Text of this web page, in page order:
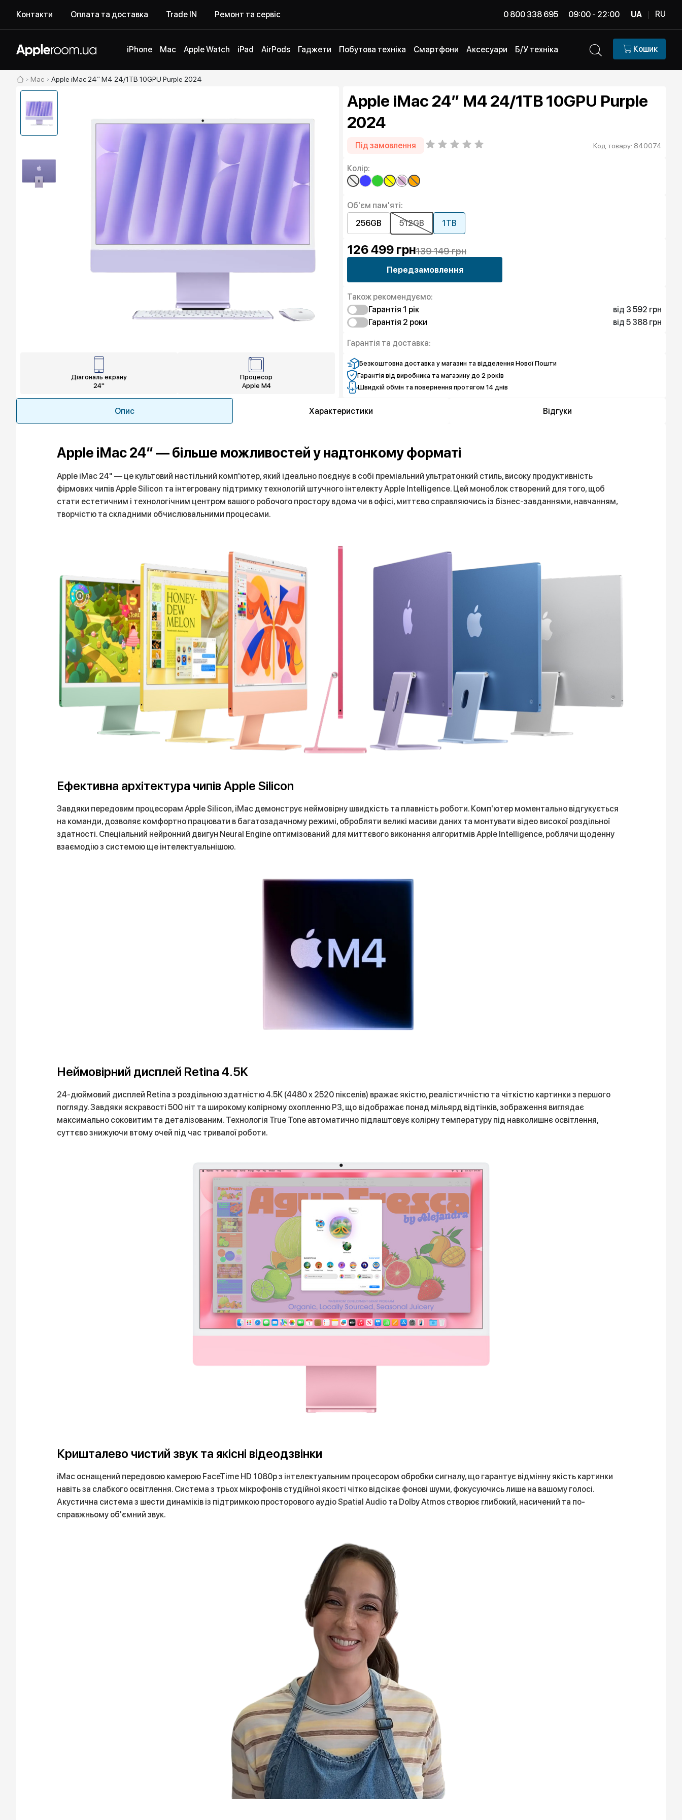
Контакти Оплата та доставка Trade IN Ремонт та сервіс 0 800 338 695 09:00 - 22:00 UA | RU
iPhone Mac Apple Watch iPad AirPods Гаджети Побутова техніка Смартфони Аксесуари Б/У техніка Кошик
Mac Apple iMac 24” M4 24/1TB 10GPU Purple 2024
Діагональ екрану
24"
Процесор
Apple M4
Apple iMac 24” M4 24/1TB 10GPU Purple
2024
Під замовлення Код товару: 840074
Колір:
Об'єм пам'яті:
256GB
512GB 1TB
126 499 грн139 149 грн
Передзамовлення
Також рекомендуємо:
Гарантія 1 рiк
від 3 592 грн
Захист від браку
3 592 грн
Гарантія 2 роки
від 5 388 грн
Гарантія та доставка:
Безкоштовна доставка у магазин та відделення Нової Пошти
Гарантія від виробника та магазину до 2 років
Швидкій обмін та повернення протягом 14 днів
Опис Характеристики Відгуки
Apple iMac 24″ — більше можливостей у надтонкому форматі
Apple iMac 24" — це культовий настільний комп'ютер, який ідеально поєднує в собі преміальний ультратонкий стиль, високу продуктивність
фірмових чипів Apple Silicon та інтегровану підтримку технологій штучного інтелекту Apple Intelligence. Цей моноблок створений для того, щоб
стати естетичним і технологічним центром вашого робочого простору вдома чи в офісі, миттєво справляючись із бізнес-завданнями, навчанням,
творчістю та складними обчислювальними процесами.
Ефективна архітектура чипів Apple Silicon
Завдяки передовим процесорам Apple Silicon, iMac демонструє неймовірну швидкість та плавність роботи. Комп'ютер моментально відгукується
на команди, дозволяє комфортно працювати в багатозадачному режимі, обробляти великі масиви даних та монтувати відео високої роздільної
здатності. Спеціальний нейронний двигун Neural Engine оптимізований для миттєвого виконання алгоритмів Apple Intelligence, роблячи щоденну
взаємодію з системою ще інтелектуальнішою.
Неймовірний дисплей Retina 4.5K
24-дюймовий дисплей Retina з роздільною здатністю 4.5K (4480 x 2520 пікселів) вражає якістю, реалістичністю та чіткістю картинки з першого
погляду. Завдяки яскравості 500 ніт та широкому колірному охопленню P3, що відображає понад мільярд відтінків, зображення виглядає
максимально соковитим та деталізованим. Технологія True Tone автоматично підлаштовує колірну температуру під навколишнє освітлення,
суттєво знижуючи втому очей під час тривалої роботи.
Кришталево чистий звук та якісні відеодзвінки
iMac оснащений передовою камерою FaceTime HD 1080p з інтелектуальним процесором обробки сигналу, що гарантує відмінну якість картинки
навіть за слабкого освітлення. Система з трьох мікрофонів студійної якості чітко відсікає фонові шуми, фокусуючись лише на вашому голосі.
Акустична система з шести динаміків із підтримкою просторового аудіо Spatial Audio та Dolby Atmos створює глибокий, насичений та по-
справжньому об'ємний звук.